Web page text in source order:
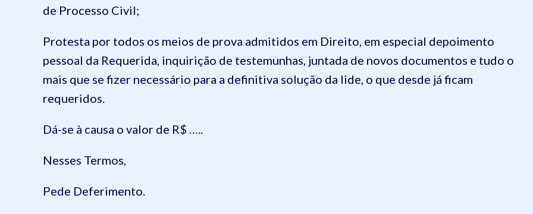
de Processo Civil;
Protesta por todos os meios de prova admitidos em Direito, em especial depoimento
pessoal da Requerida, inquirição de testemunhas, juntada de novos documentos e tudo o
mais que se fizer necessário para a definitiva solução da lide, o que desde já ficam
requeridos.
Dá-se à causa o valor de R$ …..
Nesses Termos,
Pede Deferimento.